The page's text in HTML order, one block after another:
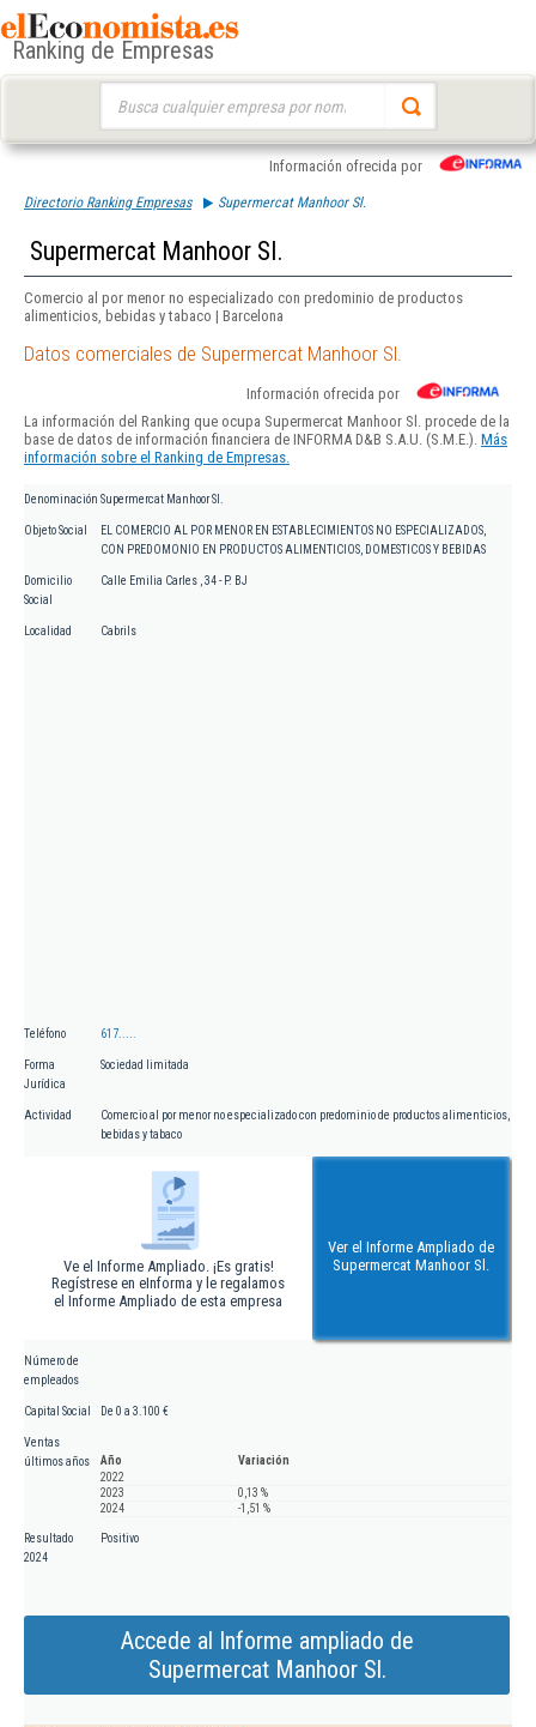
Ranking de Empresas
Información ofrecida por
Directorio Ranking Empresas Supermercat Manhoor Sl.
Supermercat Manhoor Sl.
Comercio al por menor no especializado con predominio de productos
alimenticios, bebidas y tabaco | Barcelona
Datos comerciales de Supermercat Manhoor Sl.
Información ofrecida por
La información del Ranking que ocupa Supermercat Manhoor Sl. procede de la
base de datos de información financiera de INFORMA D&B S.A.U. (S.M.E.). Más
información sobre el Ranking de Empresas.
Denominación Supermercat Manhoor Sl.
Objeto Social
EL COMERCIO AL POR MENOR EN ESTABLECIMIENTOS NO ESPECIALIZADOS,
CON PREDOMONIO EN PRODUCTOS ALIMENTICIOS, DOMESTICOS Y BEBIDAS
Domicilio
Social
Calle Emilia Carles , 34 - P. BJ
Localidad Cabrils
Teléfono 617.....
Forma
Jurídica
Sociedad limitada
Actividad
Comercio al por menor no especializado con predominio de productos alimenticios,
bebidas y tabaco
Ve el Informe Ampliado. ¡Es gratis!
Regístrese en eInforma y le regalamos
el Informe Ampliado de esta empresa
Ver el Informe Ampliado de
Supermercat Manhoor Sl.
Número de
empleados
Capital Social De 0 a 3.100 €
Ventas
últimos años
Año
Variación
2022
2023
0,13 %
2024
-1,51 %
Resultado
2024
Positivo
Accede al Informe ampliado de
Supermercat Manhoor Sl.